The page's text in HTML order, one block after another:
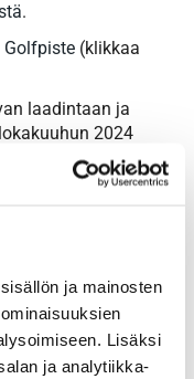
ja mainosten
Lisäksi
ja analytiikka-
.
Golfpiste (klikkaa
laadintaan ja
2024
kanssa.
golfkentän